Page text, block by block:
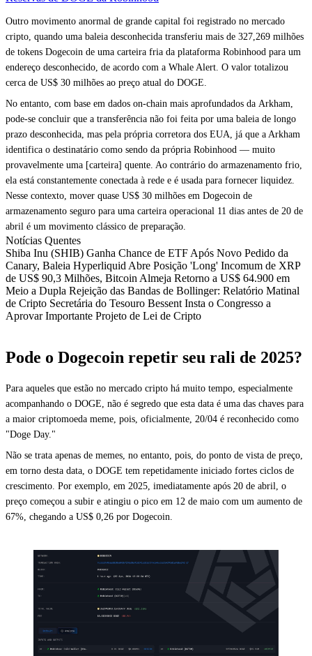
Outro movimento anormal de grande capital foi registrado no mercado
cripto, quando uma baleia desconhecida transferiu mais de 327,269 milhões
de tokens Dogecoin de uma carteira fria da plataforma Robinhood para um
endereço desconhecido, de acordo com a Whale Alert. O valor totalizou
cerca de US$ 30 milhões ao preço atual do DOGE.
No entanto, com base em dados on-chain mais aprofundados da Arkham,
pode-se concluir que a transferência não foi feita por uma baleia de longo
prazo desconhecida, mas pela própria corretora dos EUA, já que a Arkham
identifica o destinatário como sendo da própria Robinhood — muito
provavelmente uma [carteira] quente. Ao contrário do armazenamento frio,
ela está constantemente conectada à rede e é usada para fornecer liquidez.
Nesse contexto, mover quase US$ 30 milhões em Dogecoin de
armazenamento seguro para uma carteira operacional 11 dias antes de 20 de
abril é um movimento clássico de preparação.
Notícias Quentes
Shiba Inu (SHIB) Ganha Chance de ETF Após Novo Pedido da
Canary, Baleia Hyperliquid Abre Posição 'Long' Incomum de XRP
de US$ 90,3 Milhões, Bitcoin Almeja Retorno a US$ 64.900 em
Meio a Dupla Rejeição das Bandas de Bollinger: Relatório Matinal
de Cripto Secretária do Tesouro Bessent Insta o Congresso a
Aprovar Importante Projeto de Lei de Cripto
Pode o Dogecoin repetir seu rali de 2025?
Para aqueles que estão no mercado cripto há muito tempo, especialmente
acompanhando o DOGE, não é segredo que esta data é uma das chaves para
a maior criptomoeda meme, pois, oficialmente, 20/04 é reconhecido como
"Doge Day."
Não se trata apenas de memes, no entanto, pois, do ponto de vista de preço,
em torno desta data, o DOGE tem repetidamente iniciado fortes ciclos de
crescimento. Por exemplo, em 2025, imediatamente após 20 de abril, o
preço começou a subir e atingiu o pico em 12 de maio com um aumento de
67%, chegando a US$ 0,26 por Dogecoin.